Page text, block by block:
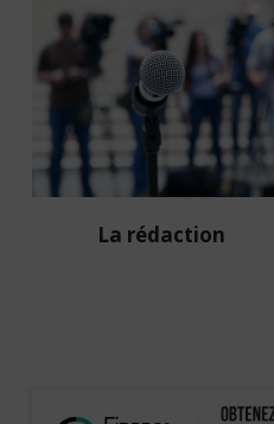
La rédaction
rédaction
Diffuseur passionné des
infos de la sphère
immobilière en France et à
l’international.